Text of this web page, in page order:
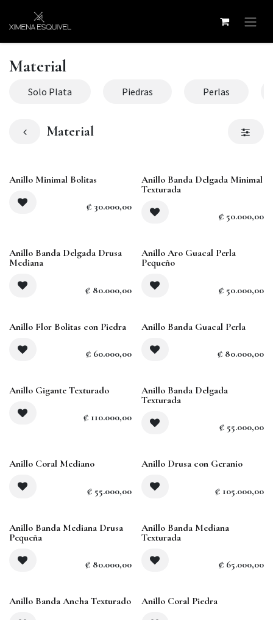
Material
Solo Plata Piedras Perlas
Material
Anillo Minimal Bolitas
₡ 30.000,00
Anillo Banda Delgada Minimal
Texturada
₡ 50.000,00
Anillo Banda Delgada Drusa
Mediana
₡ 80.000,00
Anillo Aro Guacal Perla
Pequeño
₡ 50.000,00
Anillo Flor Bolitas con Piedra
₡ 60.000,00
Anillo Banda Guacal Perla
₡ 80.000,00
Anillo Gigante Texturado
₡ 110.000,00
Anillo Banda Delgada
Texturada
₡ 55.000,00
Anillo Coral Mediano
₡ 55.000,00 Agotado
Anillo Drusa con Geranio
₡ 105.000,00
Agotado
Anillo Banda Mediana Drusa
Pequeña
₡ 80.000,00
Agotado
Anillo Banda Mediana
Texturada
₡ 65.000,00
Anillo Banda Ancha Texturado Anillo Coral Piedra